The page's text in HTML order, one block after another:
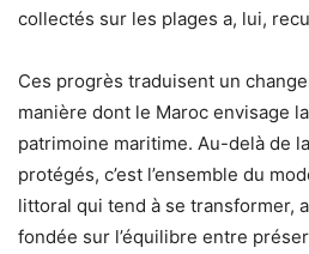
collectés sur les plages a, lui,
Ces progrès traduisent un
manière dont le Maroc envisage
patrimoine maritime. Au-delà de
protégés, c’est l’ensemble du
littoral qui tend à se transformer,
fondée sur l’équilibre entre